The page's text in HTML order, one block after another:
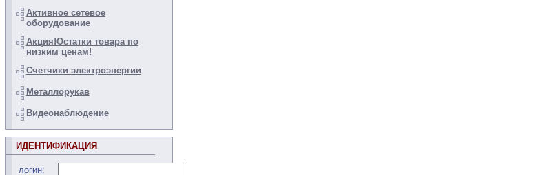
Активное сетевое
оборудование
Акция!Остатки товара по
низким ценам!
Счетчики электроэнергии
Металлорукав
Видеонаблюдение
ИДЕНТИФИКАЦИЯ
логин: